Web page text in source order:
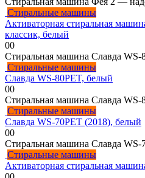
Стиральные машины
Активаторная стиральная
классик, белый
00
Стиральная машина Славда
Стиральные машины
Славда WS-80PET, белый
00
Стиральная машина Славда
Стиральные машины
Славда WS-70PET (2018), белый
00
Стиральная машина Славда
Стиральные машины
Активаторная стиральная